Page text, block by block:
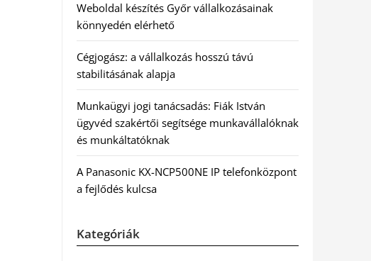
Weboldal készítés Győr vállalkozásainak
könnyedén elérhető
Cégjogász: a vállalkozás hosszú távú
stabilitásának alapja
Munkaügyi jogi tanácsadás: Fiák István
ügyvéd szakértői segítsége munkavállalóknak
és munkáltatóknak
A Panasonic KX-NCP500NE IP telefonközpont
a fejlődés kulcsa
Kategóriák